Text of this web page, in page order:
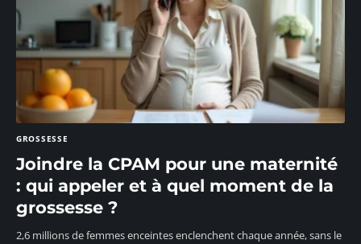
GROSSESSE
Joindre la CPAM pour une maternité
: qui appeler et à quel moment de la
grossesse ?
2,6 millions de femmes enceintes enclenchent chaque année, sans le